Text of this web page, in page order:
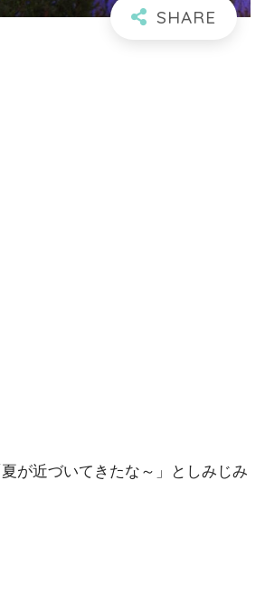
が近づいてきたな～」としみじみ